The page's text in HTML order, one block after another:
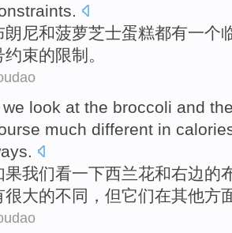
.
朗尼和菠萝芝士蛋糕都有一个
约束的限制 。
we look at the broccoli and
much different in
果我们看一下西兰花和右边的
很大的不同 ， 但它们在其他方